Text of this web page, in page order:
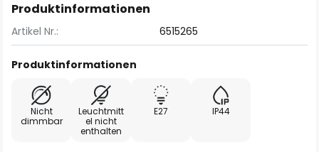
Produktinformationen
Artikel Nr.: 6515265
Produktinformationen
Nicht
dimmbar
Leuchtmitt
el nicht
enthalten
E27 IP44